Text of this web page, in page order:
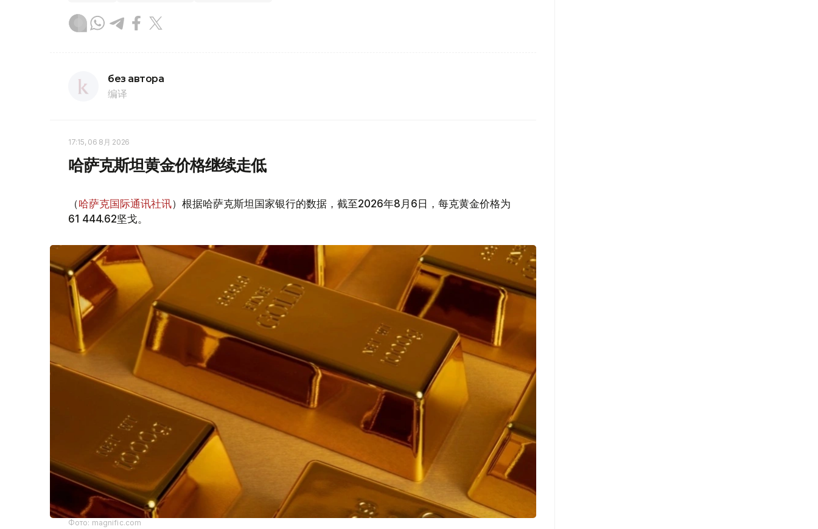
без автора
编译
17:15, 06 8月 2026
哈萨克斯坦黄金价格继续走低
（哈萨克国际通讯社讯）根据哈萨克斯坦国家银行的数据，截至2026年8月6日，每克黄金价格为
61 444.62坚戈。
Фото: magnific.com